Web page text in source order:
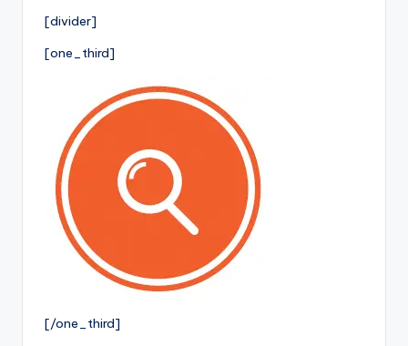
[divider]
[one_third]
[/one_third]